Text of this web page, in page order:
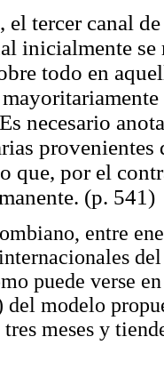
el tercer canal
inicialmente se
todo en
necesario
provenientes
que, por el
(p. 541)
entre
puede verse
del modelo
meses y